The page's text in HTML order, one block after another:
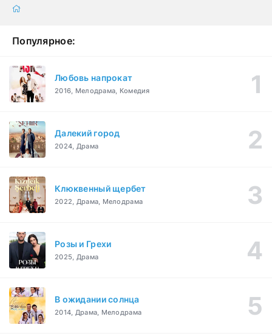
Популярное:
Любовь напрокат
2016, Мелодрама, Комедия
Далекий город
2024, Драма
Клюквенный щербет
2022, Драма, Мелодрама
Розы и Грехи
2025, Драма
В ожидании солнца
2014, Драма, Мелодрама